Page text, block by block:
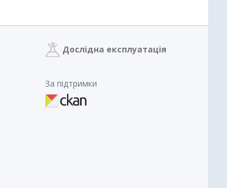
Дослідна експлуатація
За підтримки